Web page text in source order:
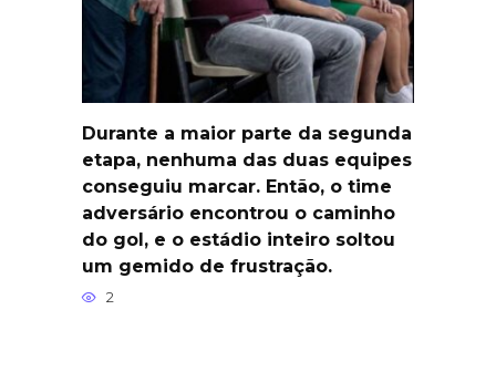
Durante a maior parte da segunda
etapa, nenhuma das duas equipes
conseguiu marcar. Então, o time
adversário encontrou o caminho
do gol, e o estádio inteiro soltou
um gemido de frustração.
2